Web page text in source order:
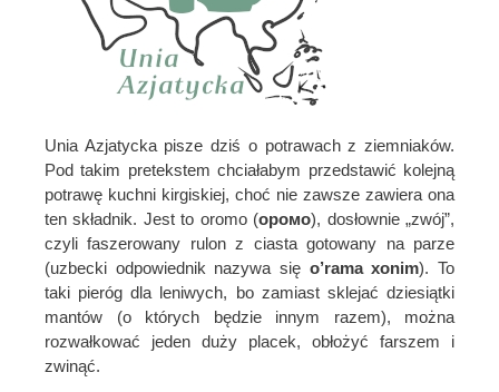
Unia Azjatycka pisze dziś o potrawach z ziemniaków.
Pod takim pretekstem chciałabym przedstawić kolejną
potrawę kuchni kirgiskiej, choć nie zawsze zawiera ona
ten składnik. Jest to oromo (оромо), dosłownie „zwój”,
czyli faszerowany rulon z ciasta gotowany na parze
(uzbecki odpowiednik nazywa się o’rama xonim). To
taki pieróg dla leniwych, bo zamiast sklejać dziesiątki
mantów (o których będzie innym razem), można
rozwałkować jeden duży placek, obłożyć farszem i
zwinąć.